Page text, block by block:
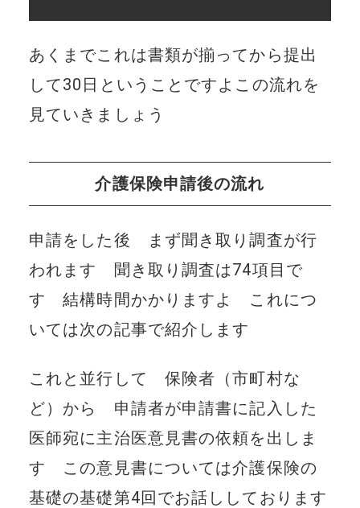
あくまでこれは書類が揃ってから提出
して30日ということですよこの流れを
見ていきましょう
介護保険申請後の流れ
申請をした後 まず聞き取り調査が行
われます 聞き取り調査は74項目で
す 結構時間かかりますよ これにつ
いては次の記事で紹介します
これと並行して 保険者（市町村な
ど）から 申請者が申請書に記入した
医師宛に主治医意見書の依頼を出しま
す この意見書については介護保険の
基礎の基礎第4回でお話ししております